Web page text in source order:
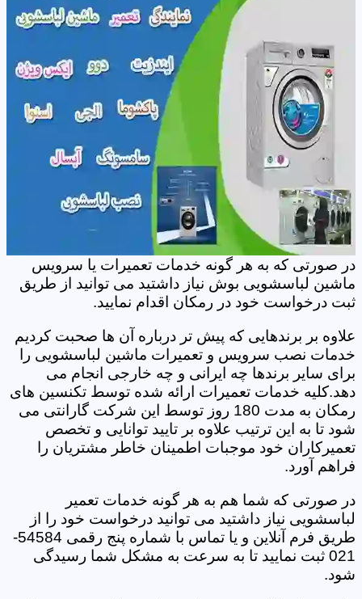
در صورتی که به هر گونه خدمات تعمیرات یا سرویس
ماشین لباسشویی بوش نیاز داشتید می توانید از طریق
ثبت درخواست خود در رمکان اقدام نمایید.
علاوه بر برندهایی که پیش تر درباره آن ها صحبت کردیم
خدمات نصب سرویس و تعمیرات ماشین لباسشویی را
برای سایر برندها چه ایرانی و چه خارجی انجام می
دهد.کلیه خدمات تعمیرات ارائه شده توسط تکنسین های
رمکان به مدت 180 روز توسط این شرکت گارانتی می
شود تا به این ترتیب علاوه بر تایید توانایی و تخصص
تعمیرکاران خود موجبات اطمینان خاطر مشتریان را
فراهم آورد.
در صورتی که شما هم به هر گونه خدمات تعمیر
لباسشویی نیاز داشتید می توانید درخواست خود را از
طریق فرم آنلاین و یا تماس با شماره پنج رقمی 54584-
021 ثبت نمایید تا به سرعت به مشکل شما رسیدگی
شود.